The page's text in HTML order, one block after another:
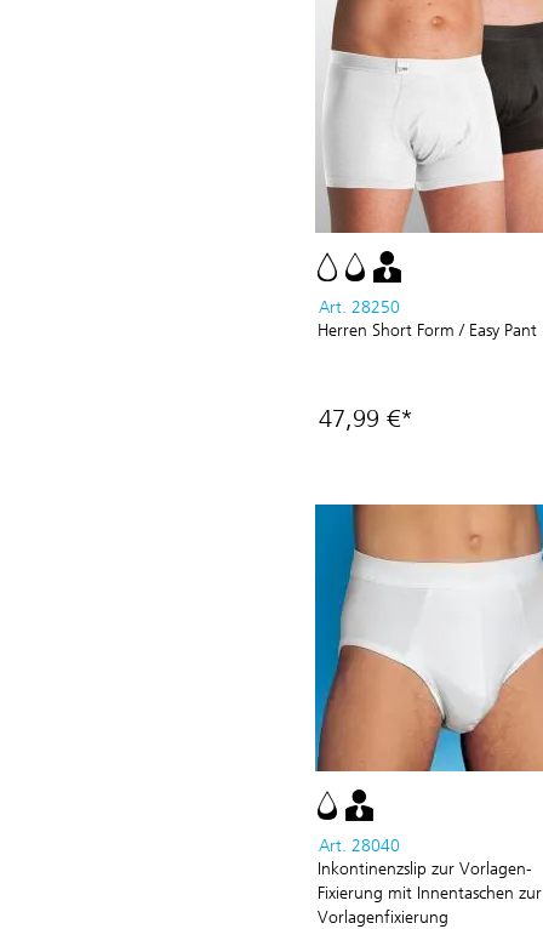
Art. 28250
Herren Short Form / Easy Pant
47,99 €*
Art. 28040
Inkontinenzslip zur Vorlagen-
Fixierung mit Innentaschen zur
Vorlagenfixierung